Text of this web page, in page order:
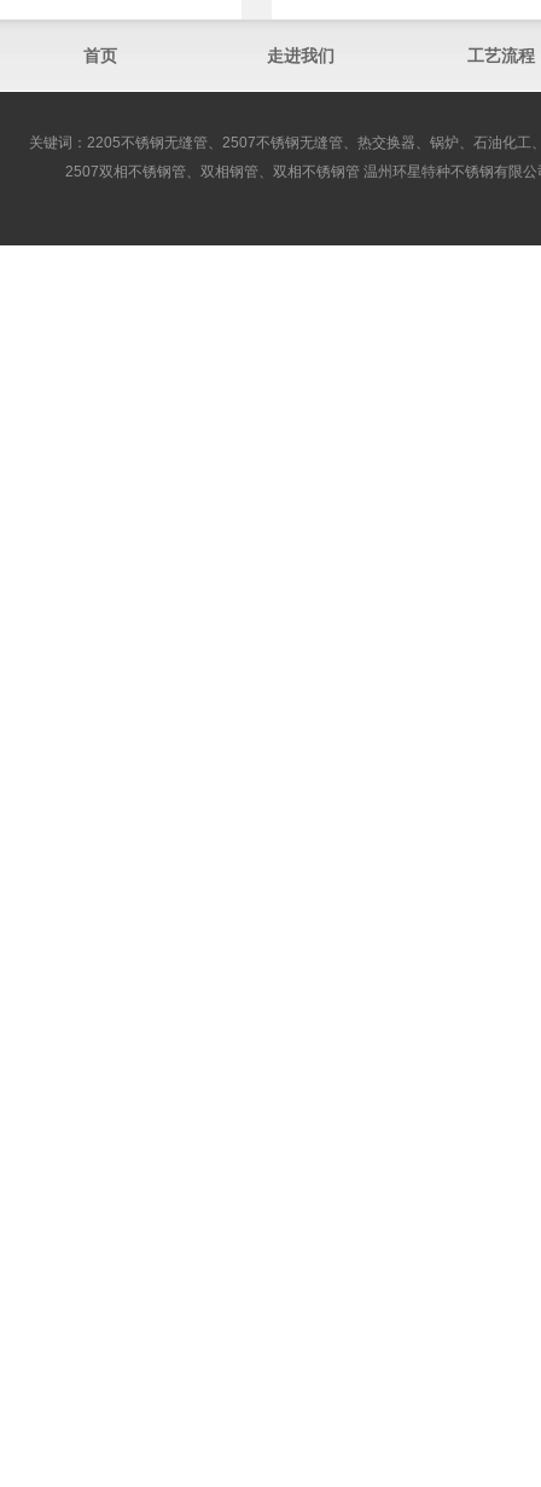
首页 走进我们 工艺流程
关键词：2205不锈钢无缝管、2507不锈钢无缝管、热交换器、锅炉、石油化
2507双相不锈钢管、双相钢管、双相不锈钢管 温州环星特种不锈钢有限